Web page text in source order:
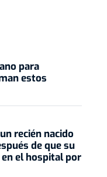
para
estos
recién nacido
de que su
el hospital por